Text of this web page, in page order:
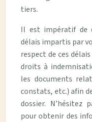
tiers.
Il est impératif de
délais impartis par
respect de ces
droits à
les documents
constats, etc.) afin
dossier. N’hésitez
pour obtenir des